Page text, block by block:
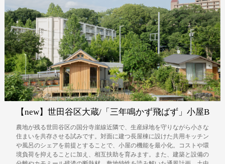
【new】世田谷区大蔵/「三年鳴かず飛ばず」小屋B
農地が残る世田谷区の国分寺崖線近隣で、生産緑地を守りながら小さな
住まいを共存させる試みです。対面に建つ長屋棟に設けた共用キッチン
や風呂のシェアを前提とすることで、小屋の機能を最小化。コストや環
境負荷を抑えることに加え、相互扶助を育みます。また、建築と設備の